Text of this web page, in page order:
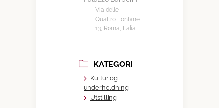
Via delle
Quattro Fontane
13, Roma, Italia
KATEGORI
Kultur og
underholdning
Utstilling